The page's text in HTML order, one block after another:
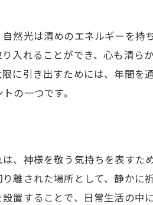
神棚の楽しみ
物の選び方
運を呼び込む
な影響
割
然光は清めのエネルギーを持
入れることができ、心も清ら
に引き出すためには、年間を
の一つです。
、神様を敬う気持ちを表すた
離された場所として、静かに
置することで、日常生活の中